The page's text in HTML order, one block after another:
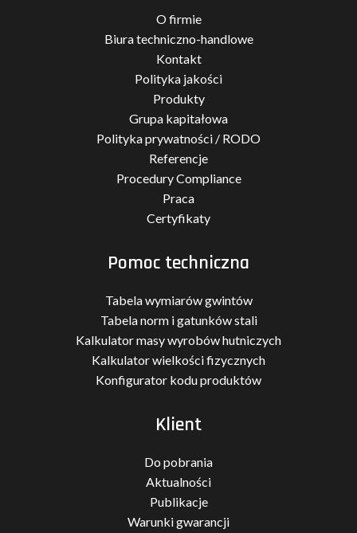
O firmie
Biura techniczno-handlowe
Kontakt
Polityka jakości
Produkty
Grupa kapitałowa
Polityka prywatności / RODO
Referencje
Procedury Compliance
Praca
Certyfikaty
Pomoc techniczna
Tabela wymiarów gwintów
Tabela norm i gatunków stali
Kalkulator masy wyrobów hutniczych
Kalkulator wielkości fizycznych
Konfigurator kodu produktów
Klient
Do pobrania
Aktualności
Publikacje
Warunki gwarancji